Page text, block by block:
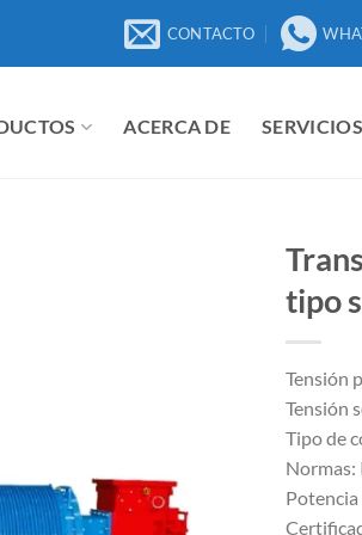
CONTACTO
ACERCA DE SERVICIOS
tipo
Tensión
Tensión
Tipo de
Normas: